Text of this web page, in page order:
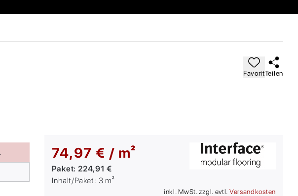
FavoritTeilen
74,97 € / m²
Paket: 224,91 €
Inhalt/Paket: 3 m²
inkl. MwSt. zzgl. evtl. Versandkosten